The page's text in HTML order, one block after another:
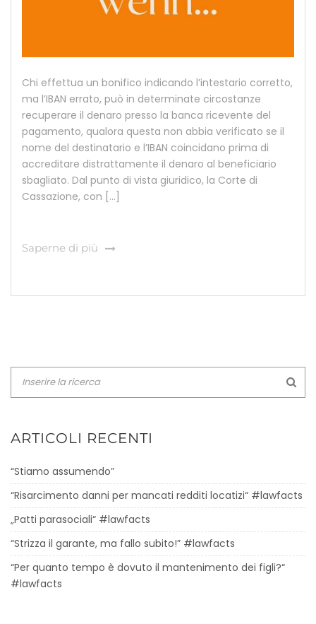
Chi effettua un bonifico indicando l’intestario corretto,
ma l’IBAN errato, può in determinate circostanze
recuperare il denaro presso la banca ricevente del
pagamento, qualora questa non abbia verificato se il
nome del destinatario e l’IBAN coincidano prima di
accreditare distrattamente il denaro al beneficiario
sbagliato. Dal punto di vista giuridico, la Corte di
Cassazione, con […]
Saperne di più
ARTICOLI RECENTI
“Stiamo assumendo”
“Risarcimento danni per mancati redditi locatizi“ #lawfacts
„Patti parasociali“ #lawfacts
“Strizza il garante, ma fallo subito!” #lawfacts
“Per quanto tempo è dovuto il mantenimento dei figli?“
#lawfacts